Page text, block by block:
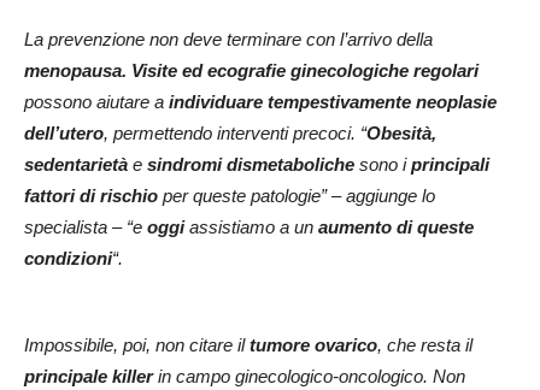
La prevenzione non deve terminare con l’arrivo della
menopausa. Visite ed ecografie ginecologiche regolari
possono aiutare a individuare tempestivamente neoplasie
dell’utero, permettendo interventi precoci. “Obesità,
sedentarietà e sindromi dismetaboliche sono iprincipali
fattori di rischio per queste patologie” – aggiunge lo
specialista – “e oggiassistiamo a un aumento di queste
condizioni“.
Impossibile, poi, non citare iltumore ovarico, che resta il
principale killerin campo ginecologico-oncologico. Non